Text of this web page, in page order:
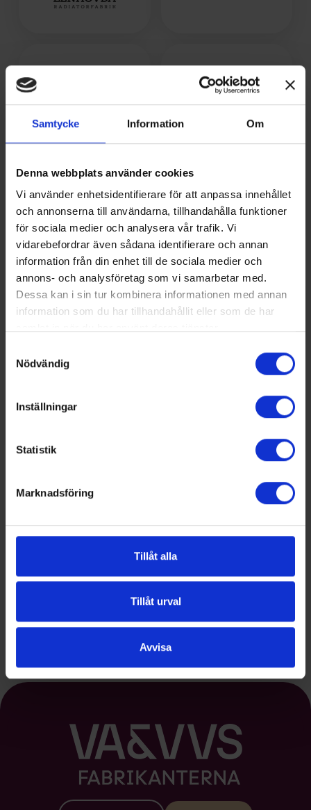
Samtycke Information Om
Denna webbplats använder cookies
Vi använder enhetsidentifierare för att anpassa innehållet
och annonserna till användarna, tillhandahålla funktioner
för sociala medier och analysera vår trafik. Vi
vidarebefordrar även sådana identifierare och annan
information från din enhet till de sociala medier och
annons- och analysföretag som vi samarbetar med.
Dessa kan i sin tur kombinera informationen med annan
information som du har tillhandahållit eller som de har
Nödvändig
Inställningar
Statistik
Marknadsföring
Tillåt alla
Tillåt urval
Avvisa